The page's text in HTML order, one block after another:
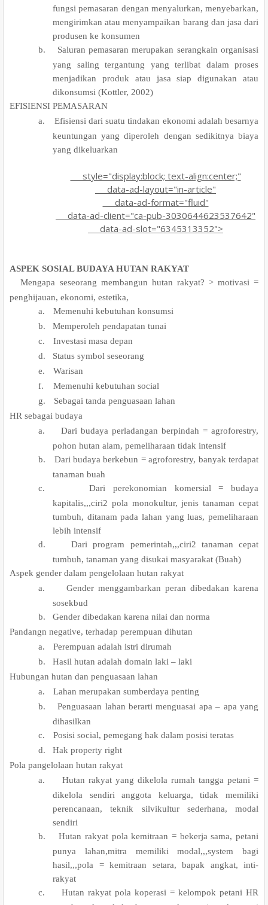
fungsi pemasaran dengan menyalurkan, menyebarkan,
mengirimkan atau menyampaikan barang dan jasa dari
produsen ke konsumen
b.
Saluran pemasaran merupakan serangkain organisasi
yang saling tergantung yang terlibat dalam proses
menjadikan produk atau jasa siap digunakan atau
dikonsumsi (Kottler, 2002)
EFISIENSI PEMASARAN
a.
Efisiensi dari suatu tindakan ekonomi adalah besarnya
keuntungan yang diperoleh dengan sedikitnya biaya
yang dikeluarkan
style="display:block; text-align:center;"
data-ad-layout="in-article"
data-ad-format="fluid"
data-ad-client="ca-pub-3030644623537642"
data-ad-slot="6345313352">
ASPEK SOSIAL BUDAYA HUTAN RAKYAT
Mengapa seseorang membangun hutan rakyat? > motivasi =
penghijauan, ekonomi, estetika,
a.
Memenuhi kebutuhan konsumsi
b.
Memperoleh pendapatan tunai
c.
Investasi masa depan
d.
Status symbol seseorang
e.
Warisan
f.
Memenuhi kebutuhan social
g.
Sebagai tanda penguasaan lahan
HR sebagai budaya
a.
Dari budaya perladangan berpindah = agroforestry,
pohon hutan alam, pemeliharaan tidak intensif
b.
Dari budaya berkebun = agroforestry, banyak terdapat
tanaman buah
c.
Dari perekonomian komersial = budaya
kapitalis,,,ciri2 pola monokultur, jenis tanaman cepat
tumbuh, ditanam pada lahan yang luas, pemeliharaan
lebih intensif
d.
Dari program pemerintah,,,ciri2 tanaman cepat
tumbuh, tanaman yang disukai masyarakat (Buah)
Aspek gender dalam pengelolaan hutan rakyat
a.
Gender menggambarkan peran dibedakan karena
sosekbud
b.
Gender dibedakan karena nilai dan norma
Pandangn negative, terhadap perempuan dihutan
a.
Perempuan adalah istri dirumah
b.
Hasil hutan adalah domain laki – laki
Hubungan hutan dan penguasaan lahan
a.
Lahan merupakan sumberdaya penting
b.
Penguasaan lahan berarti menguasai apa – apa yang
dihasilkan
c.
Posisi social, pemegang hak dalam posisi teratas
d.
Hak property right
Pola pangelolaan hutan rakyat
a.
Hutan rakyat yang dikelola rumah tangga petani =
dikelola sendiri anggota keluarga, tidak memiliki
perencanaan, teknik silvikultur sederhana, modal
sendiri
b.
Hutan rakyat pola kemitraan = bekerja sama, petani
punya lahan,mitra memiliki modal,,,system bagi
hasil,,,pola = kemitraan setara, bapak angkat, inti-
rakyat
c.
Hutan rakyat pola koperasi = kelompok petani HR